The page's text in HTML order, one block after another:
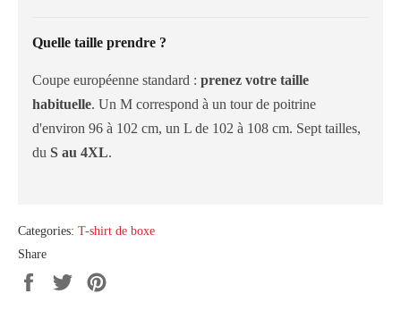
Quelle taille prendre ?
Coupe européenne standard : prenez votre taille
habituelle. Un M correspond à un tour de poitrine
d'environ 96 à 102 cm, un L de 102 à 108 cm. Sept tailles,
du S au 4XL.
Categories: T-shirt de boxe
Share
Share
Tweet